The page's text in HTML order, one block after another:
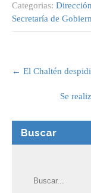
Categorias:
Secretaría de
navigation
← El Chaltén
Se
Buscar